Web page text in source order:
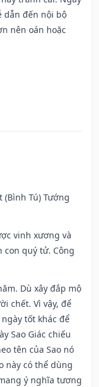
dẫn đến nội bộ
nên oán hoặc
(Bình Tú) Tướng
vinh xương và
con quý tử. Công
Dù xây đắp mộ
chết. Vì vậy, để
tốt khác để
Sao Giác chiếu
tên của Sao nó
này có thể dùng
ý nghĩa tương